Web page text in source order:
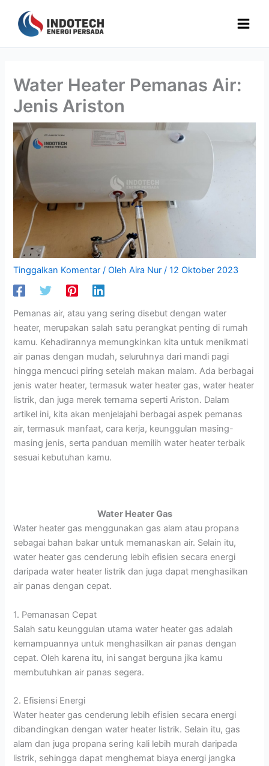
konten
Water Heater Pemanas Air:
Jenis Ariston
Tinggalkan Komentar / OlehAira Nur/12 Oktober 2023
Pemanas air, atau yang sering disebut dengan water
heater, merupakan salah satu perangkat penting di rumah
kamu. Kehadirannya memungkinkan kita untuk menikmati
air panas dengan mudah, seluruhnya dari mandi pagi
hingga mencuci piring setelah makan malam. Ada berbagai
jenis water heater, termasuk water heater gas, water heater
listrik, dan juga merek ternama seperti Ariston. Dalam
artikel ini, kita akan menjelajahi berbagai aspek pemanas
air, termasuk manfaat, cara kerja, keunggulan masing-
masing jenis, serta panduan memilih water heater terbaik
sesuai kebutuhan kamu.
Water Heater Gas
Water heater gas menggunakan gas alam atau propana
sebagai bahan bakar untuk memanaskan air. Selain itu,
water heater gas cenderung lebih efisien secara energi
daripada water heater listrik dan juga dapat menghasilkan
air panas dengan cepat.
1. Pemanasan Cepat
Salah satu keunggulan utama water heater gas adalah
kemampuannya untuk menghasilkan air panas dengan
cepat. Oleh karena itu, ini sangat berguna jika kamu
membutuhkan air panas segera.
2. Efisiensi Energi
Water heater gas cenderung lebih efisien secara energi
dibandingkan dengan water heater listrik. Selain itu, gas
alam dan juga propana sering kali lebih murah daripada
listrik, sehingga dapat menghemat biaya energi jangka